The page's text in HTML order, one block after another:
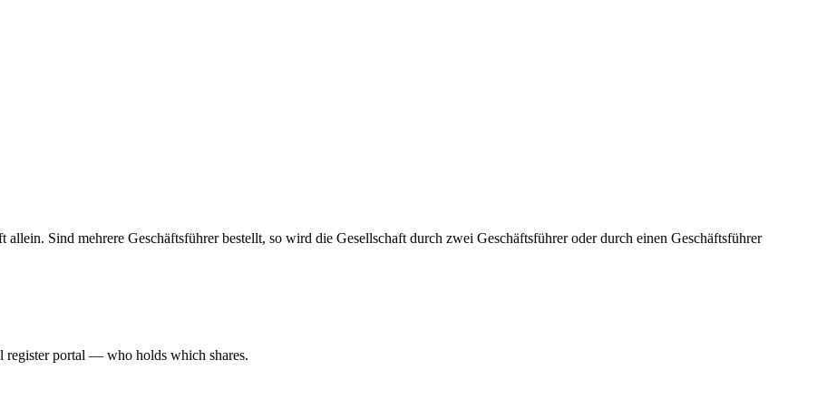
Sind mehrere Geschäftsführer bestellt, so wird die Gesellschaft durch zwei Geschäftsführer oder durch einen Geschäftsführer
register portal — who holds which shares.